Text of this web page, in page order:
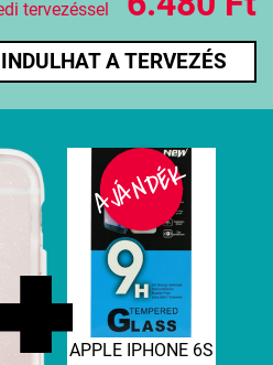
tervezéssel
INDULHAT A TERVEZÉS
AJÁNDÉK
APPLE IPHONE 6S